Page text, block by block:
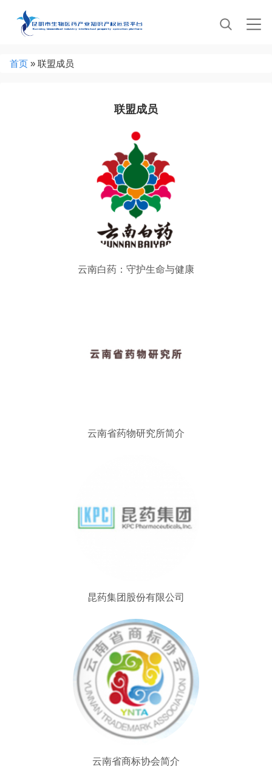
当首页 » 联盟成员
联盟成员
云南白药：守护生命与健康
云南省药物研究所简介
昆药集团股份有限公司
云南省商标协会简介